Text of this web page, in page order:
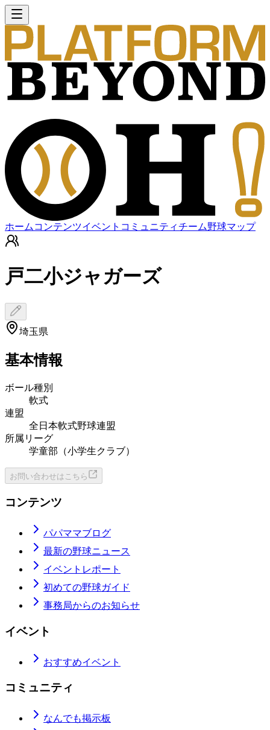
ホーム コンテンツイベント コミュニティチーム野球マップ
戸二小ジャガーズ
埼玉県
基本情報
ボール種別
軟式
連盟
全日本軟式野球連盟
所属リーグ
学童部（小学生クラブ）
お問い合わせはこちら
コンテンツ
パパママブログ
最新の野球ニュース
イベントレポート
初めての野球ガイド
事務局からのお知らせ
イベント
おすすめイベント
コミュニティ
なんでも掲示板